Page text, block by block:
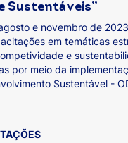
Sustentáveis”
e novembro de
em temáticas
e
por meio da
Sustentável -